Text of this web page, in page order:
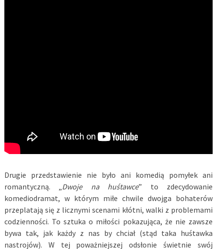
Drugie przedstawienie nie było ani komedią pomyłek ani
romantyczną. „ Dwoje na huśtawce” to zdecydowanie
komediodramat, w którym miłe chwile dwojga bohaterów
przeplatają się z licznymi scenami kłótni, walki z problemami
codzienności. To sztuka o miłości pokazująca, że nie zawsze
bywa tak, jak każdy z nas by chciał (stąd taka huśtawka
nastrojów). W tej poważniejszej odsłonie świetnie swój